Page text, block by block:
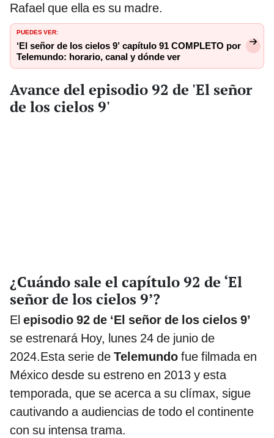
Rafael que ella es su madre.
PUEDES VER:
‘El señor de los cielos 9’ capítulo 91 COMPLETO por
Telemundo: horario, canal y dónde ver
Avance del episodio 92 de 'El señor
de los cielos 9'
¿Cuándo sale el capítulo 92 de ‘El
señor de los cielos 9’?
El episodio 92 de ‘El señor de los cielos 9’
se estrenará Hoy, lunes 24 de junio de
2024.Esta serie de Telemundo fue filmada en
México desde su estreno en 2013 y esta
temporada, que se acerca a su clímax, sigue
cautivando a audiencias de todo el continente
con su intensa trama.